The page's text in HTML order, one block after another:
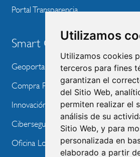
Utilizamos
Utilizamos cookies
terceros para fines
garantizan el
del Sitio Web,
permiten realizar el
análisis de su
Sitio Web, y para
personalizada en
elaborado a partir
Portal Transparencia
Smart City
Geoportal
Compra Pública de Innovación
Innovación Tecnológica
Ciberseguridad
Oficina Local de Ayudas Públicas